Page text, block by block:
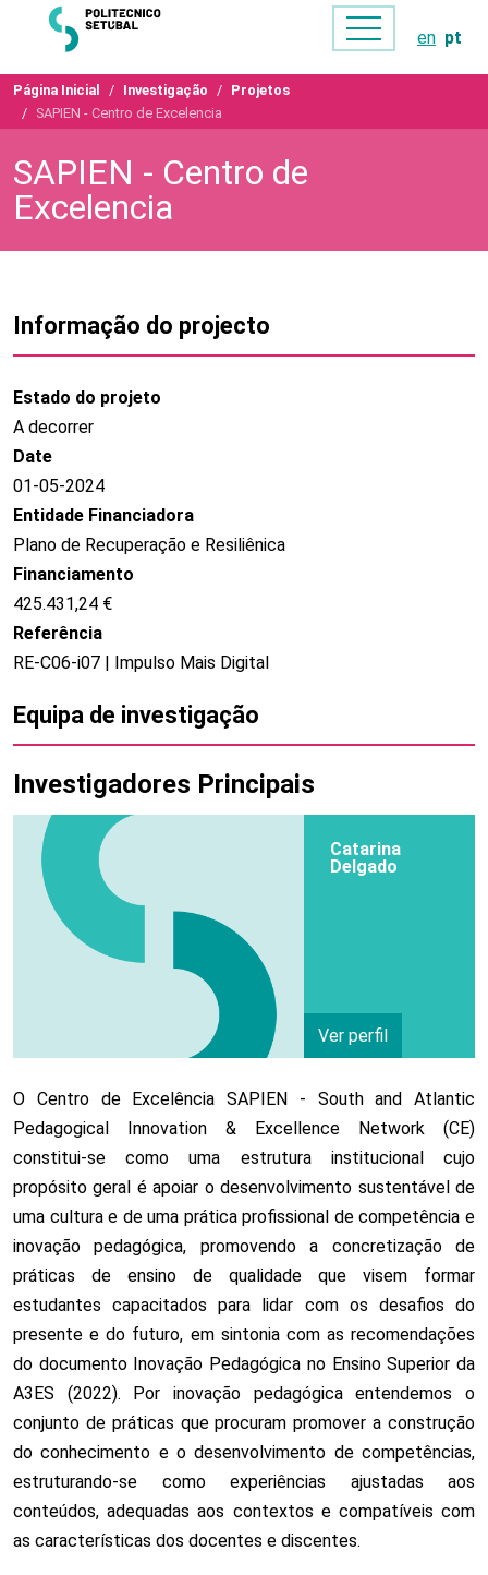
en pt
Página Inicial Investigação
Projetos
SAPIEN - Centro de Excelencia
SAPIEN - Centro de
Excelencia
Informação do projecto
Estado do projeto
A decorrer
Date
01-05-2024
Entidade Financiadora
Plano de Recuperação e Resiliênica
Financiamento
425.431,24 €
Referência
RE-C06-i07 | Impulso Mais Digital
Equipa de investigação
Investigadores Principais
Catarina
Delgado
Ver perfil
O Centro de Excelência SAPIEN - South and Atlantic
Pedagogical Innovation & Excellence Network (CE)
constitui-se como uma estrutura institucional cujo
propósito geral é apoiar o desenvolvimento sustentável de
uma cultura e de uma prática profissional de competência e
inovação pedagógica, promovendo a concretização de
práticas de ensino de qualidade que visem formar
estudantes capacitados para lidar com os desafios do
presente e do futuro, em sintonia com as recomendações
do documento Inovação Pedagógica no Ensino Superior da
A3ES (2022). Por inovação pedagógica entendemos o
conjunto de práticas que procuram promover a construção
do conhecimento e o desenvolvimento de competências,
estruturando-se como experiências ajustadas aos
conteúdos, adequadas aos contextos e compatíveis com
as características dos docentes e discentes.